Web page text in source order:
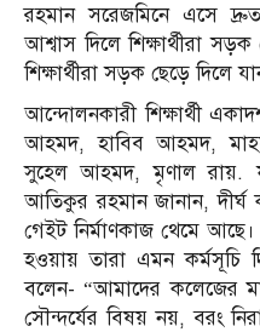
রহমান সরেজমিনে এসে
আশ্বাস দিলে শিক্ষার্থীরা
শিক্ষার্থীরা সড়ক ছেড়ে দিলে
আন্দোলনকারী শিক্ষার্থী
আহমদ, হাবিব আহমদ,
সুহেল আহমদ, মৃণাল
আতিকুর রহমান জানান,
গেইট নির্মাণকাজ থেমে
হওয়ায় তারা এমন কর্মসূচি
বলেন- “আমাদের কলেজের
সৌন্দর্যের বিষয় নয়, বরং